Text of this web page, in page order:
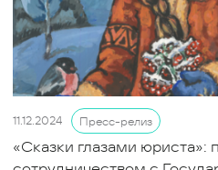
11.12.2024 Пресс-релиз
«Сказки глазами юриста»: